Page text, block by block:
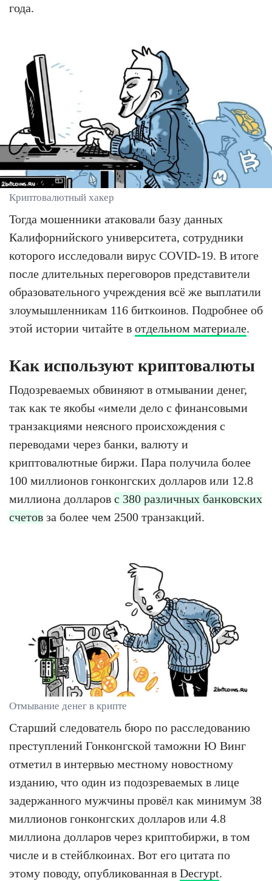
года.
Криптовалютный хакер
Тогда мошенники атаковали базу данных
Калифорнийского университета, сотрудники
которого исследовали вирус COVID-19. В итоге
после длительных переговоров представители
образовательного учреждения всё же выплатили
злоумышленникам 116 биткоинов. Подробнее об
этой истории читайте в отдельном материале.
Как используют криптовалюты
Подозреваемых обвиняют в отмывании денег,
так как те якобы «имели дело с финансовыми
транзакциями неясного происхождения с
переводами через банки, валюту и
криптовалютные биржи. Пара получила более
100 миллионов гонконгских долларов или 12.8
миллиона долларов с 380 различных банковских
счетов за более чем 2500 транзакций.
Отмывание денег в крипте
Старший следователь бюро по расследованию
преступлений Гонконгской таможни Ю Винг
отметил в интервью местному новостному
изданию, что один из подозреваемых в лице
задержанного мужчины провёл как минимум 38
миллионов гонконгских долларов или 4.8
миллиона долларов через криптобиржи, в том
числе и в стейблкоинах. Вот его цитата по
этому поводу, опубликованная в Decrypt.